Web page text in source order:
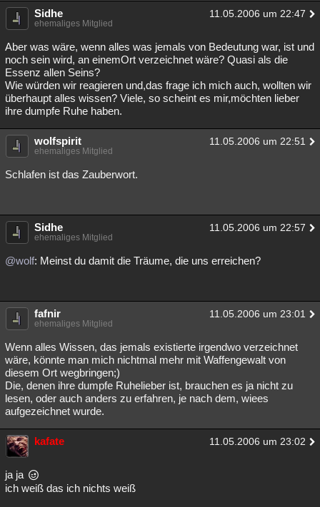
Sidhe 11.05.2006 um 22:47
ehemaliges Mitglied
Aber was wäre, wenn alles was jemals von Bedeutung war, ist und
noch sein wird, an einemOrt verzeichnet wäre? Quasi als die
Essenz allen Seins?
Wie würden wir reagieren und,das frage ich mich auch, wollten wir
überhaupt alles wissen? Viele, so scheint es mir,möchten lieber
ihre dumpfe Ruhe haben.
wolfspirit 11.05.2006 um 22:51
ehemaliges Mitglied
Schlafen ist das Zauberwort.
Sidhe 11.05.2006 um 22:57
ehemaliges Mitglied
@wolf: Meinst du damit die Träume, die uns erreichen?
fafnir 11.05.2006 um 23:01
ehemaliges Mitglied
Wenn alles Wissen, das jemals existierte irgendwo verzeichnet
wäre, könnte man mich nichtmal mehr mit Waffengewalt von
diesem Ort wegbringen;)
Die, denen ihre dumpfe Ruhelieber ist, brauchen es ja nicht zu
lesen, oder auch anders zu erfahren, je nach dem, wiees
aufgezeichnet wurde.
kafate 11.05.2006 um 23:02
ja ja
ich weiß das ich nichts weiß